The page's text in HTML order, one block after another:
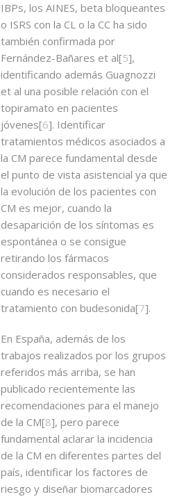
IBPs, los AINES, beta bloqueantes
o ISRS con la CL o la CC ha sido
también confirmada por
Fernández-Bañares et al[5],
identificando además Guagnozzi
et al una posible relación con el
topiramato en pacientes
jóvenes[6]. Identificar
tratamientos médicos asociados a
la CM parece fundamental desde
el punto de vista asistencial ya que
la evolución de los pacientes con
CM es mejor, cuando la
desaparición de los síntomas es
espontánea o se consigue
retirando los fármacos
considerados responsables, que
cuando es necesario el
tratamiento con budesonida[7].
En España, además de los
trabajos realizados por los grupos
referidos más arriba, se han
publicado recientemente las
recomendaciones para el manejo
de la CM[8], pero parece
fundamental aclarar la incidencia
de la CM en diferentes partes del
país, identificar los factores de
riesgo y diseñar biomarcadores